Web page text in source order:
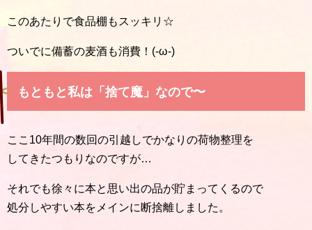
このあたりで食品棚もスッキリ☆
ついでに備蓄の麦酒も消費！(-ω-)
もともと私は「捨て魔」なので〜
ここ10年間の数回の引越しでかなりの荷物整理を
してきたつもりなのですが…
それでも徐々に本と思い出の品が貯まってくるので
処分しやすい本をメインに断捨離しました。